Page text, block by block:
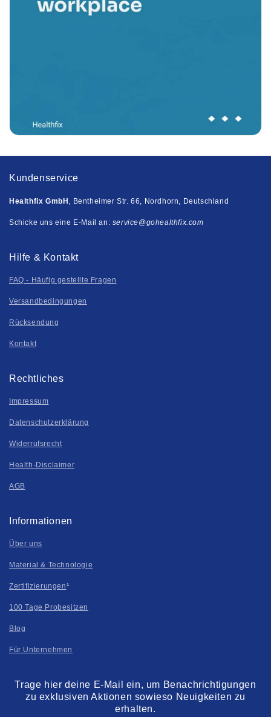
Kundenservice
Healthfix GmbH , Bentheimer Str. 66, Nordhorn, Deutschland
Schicke uns eine E-Mail an: service@gohealthfix.com
Hilfe & Kontakt
FAQ - Häufig gestellte Fragen
Versandbedingungen
Rücksendung
Kontakt
Rechtliches
Impressum
Datenschutzerklärung
Widerrufsrecht
Health-Disclaimer
AGB
Informationen
Über uns
Material & Technologie
Zertifizierungen¹
100 Tage Probesitzen
Blog
Für Unternehmen
Trage hier deine E-Mail ein, um Benachrichtigungen
zu exklusiven Aktionen sowieso Neuigkeiten zu
erhalten.